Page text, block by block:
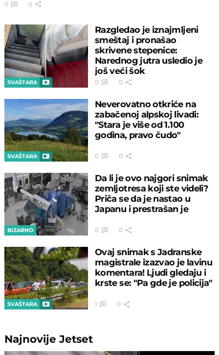
0 0
SVAŠTARA
Razgledao je iznajmljeni
smeštaj i pronašao
skrivene stepenice:
Narednog jutra usledio je
još veći šok
0 0
SVAŠTARA
Neverovatno otkriće na
zabačenoj alpskoj livadi:
"Stara je više od 1.100
godina, pravo čudo"
0 0
BIZARNO
Da li je ovo najgori snimak
zemljotresa koji ste videli?
Priča se da je nastao u
Japanu i prestrašan je
0 0
SVAŠTARA
Ovaj snimak s Jadranske
magistrale izazvao je lavinu
komentara! Ljudi gledaju i
krste se: "Pa gde je policija"
1 0
NajnovijeJetset